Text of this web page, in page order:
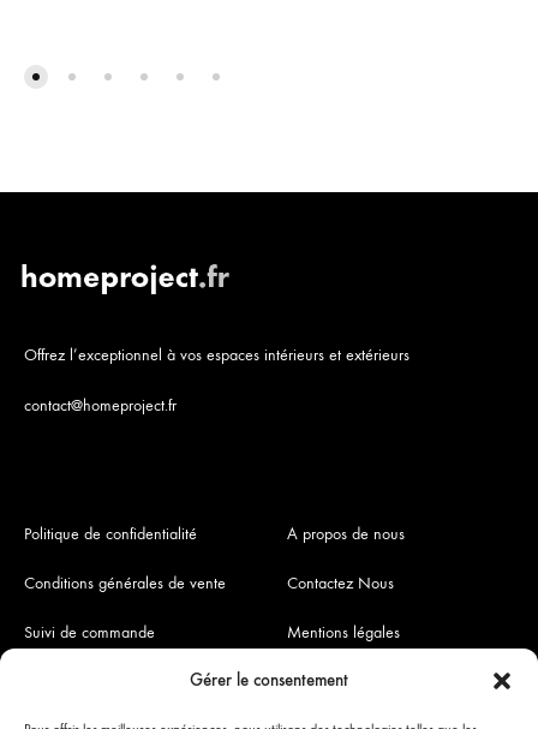
Gérer le consentement
Offrez l’exceptionnel à vos espaces intérieurs et extérieurs
contact@homeproject.fr
Politique de confidentialité
Conditions générales de vente
Suivi de commande
A propos de nous
Contactez Nous
Mentions légales